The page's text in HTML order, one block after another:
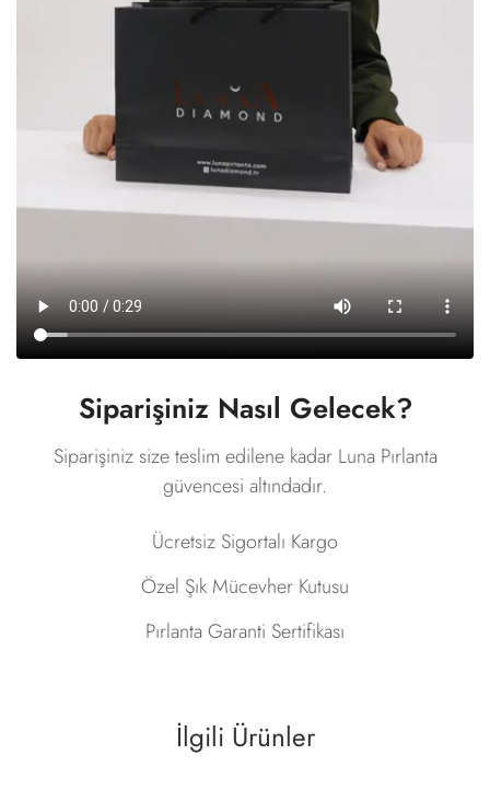
Siparişiniz Nasıl Gelecek?
Siparişiniz size teslim edilene kadar Luna Pırlanta
güvencesi altındadır.
Ücretsiz Sigortalı Kargo
Özel Şık Mücevher Kutusu
Pırlanta Garanti Sertifikası
İlgili Ürünler